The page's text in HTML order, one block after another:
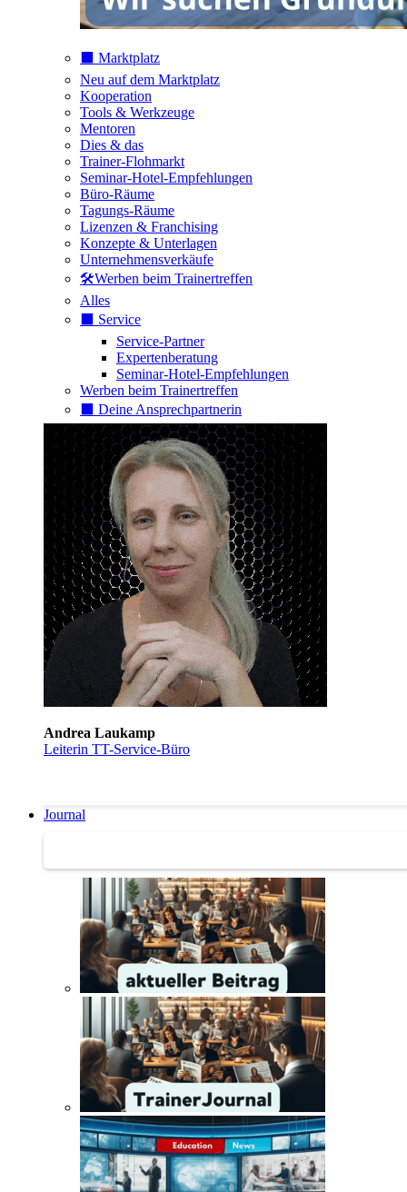
⬛️ Marktplatz
Neu auf dem Marktplatz
Kooperation
Tools & Werkzeuge
Mentoren
Dies & das
Trainer-Flohmarkt
Seminar-Hotel-Empfehlungen
Büro-Räume
Tagungs-Räume
Lizenzen & Franchising
Konzepte & Unterlagen
Unternehmensverkäufe
🛠️Werben beim Trainertreffen
Alles
⬛️ Service
Service-Partner
Expertenberatung
Seminar-Hotel-Empfehlungen
Werben beim Trainertreffen
⬛️ Deine Ansprechpartnerin
Andrea Laukamp
Leiterin TT-Service-Büro
Journal